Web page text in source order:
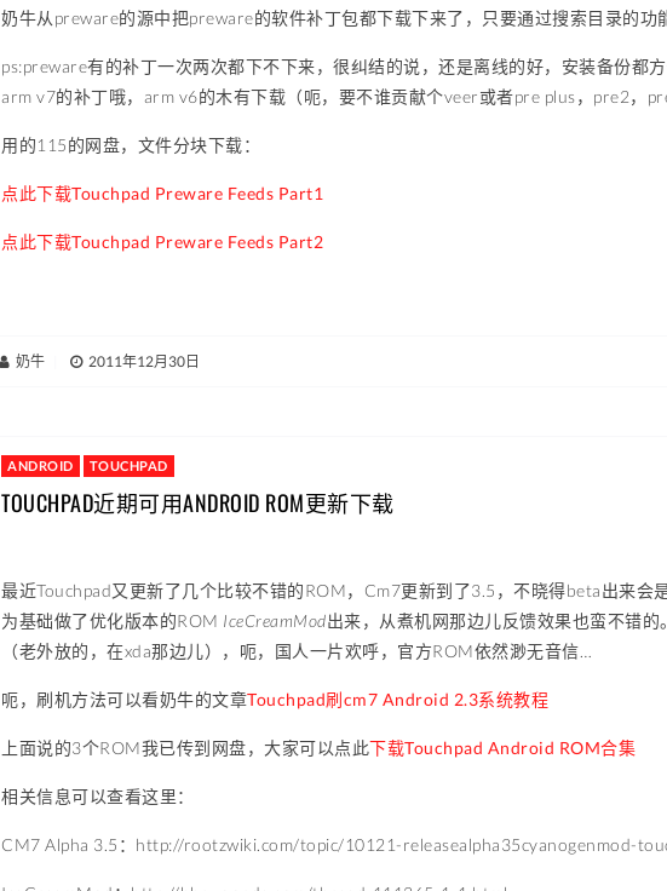
奶牛从preware的源中把preware的软件补丁包都下载下来了，只要通过搜索目录的功
ps:preware有的补丁一次两次都下不下来，很纠结的说，还是离线的好，安装备份都
arm v7的补丁哦，arm v6的木有下载（呃，要不谁贡献个veer或者pre plus，pre2，
用的115的网盘，文件分块下载：
点此下载Touchpad Preware Feeds Part1
点此下载Touchpad Preware Feeds Part2
奶牛 2011年12月30日
ANDROID TOUCHPAD
TOUCHPAD近期可用ANDROID ROM更新下载
最近Touchpad又更新了几个比较不错的ROM，Cm7更新到了3.5，不晓得beta出来会
为基础做了优化版本的ROM IceCreamMod出来，从煮机网那边儿反馈效果也蛮不错
（老外放的，在xda那边儿），呃，国人一片欢呼，官方ROM依然渺无音信…
呃，刷机方法可以看奶牛的文章Touchpad刷cm7 Android 2.3系统教程
上面说的3个ROM我已传到网盘，大家可以点此下载Touchpad Android ROM合集
相关信息可以查看这里：
CM7 Alpha 3.5：http://rootzwiki.com/topic/10121-releasealpha35cyanogenmod-